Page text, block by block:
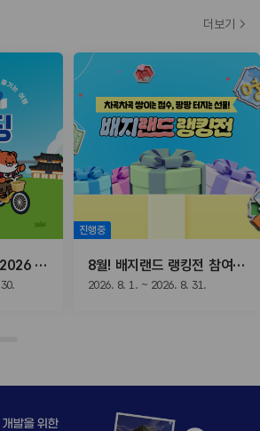
대한민국 자전거로! 2026 동네방네 라이딩
진행중
8월! 배지랜드 랭킹전 참여하고, 선물받자!
2026. 8. 1. ~ 2026. 8. 31.
더보기